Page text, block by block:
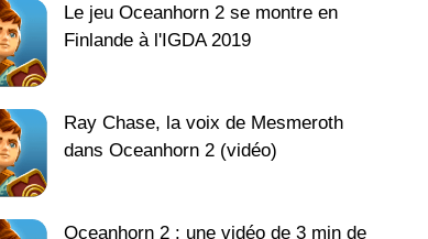
Le jeu Oceanhorn 2 se montre en
Finlande à l'IGDA 2019
Ray Chase, la voix de Mesmeroth
dans Oceanhorn 2 (vidéo)
Oceanhorn 2 : une vidéo de 3 min de